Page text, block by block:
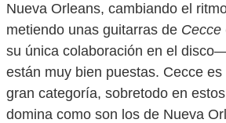
Nueva Orleans, cambiando el
metiendo unas guitarras de Cecce
su única colaboración en el
están muy bien puestas. Cecce
gran categoría, sobretodo en
domina como son los de Nueva